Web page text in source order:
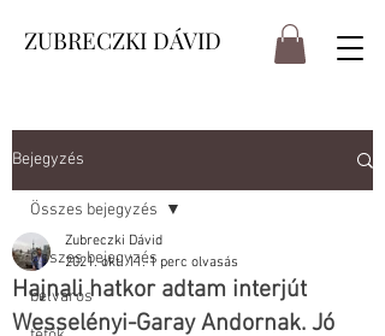
ZUBRECZKI DÁVID
Bejegyzés
Összes bejegyzés
belváros
Összes bejegyzés
Hajnali hatkor adtam interjút
Wesselényi-Garay Andornak. Jó
Zubreczki Dávid
2021. okt. 11. 1 perc olvasás